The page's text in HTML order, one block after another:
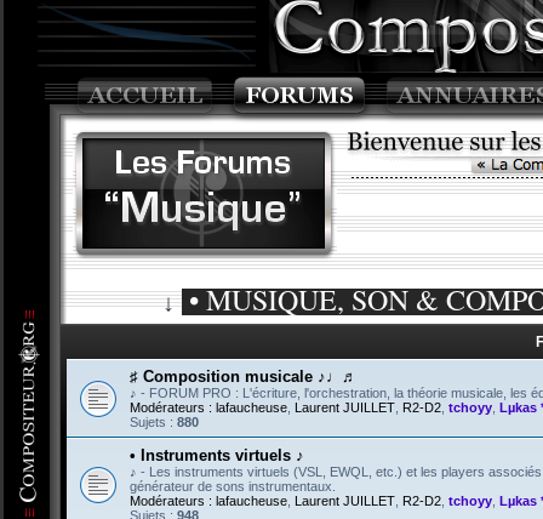
↓ • MUSIQUE, SON &
♯ Composition musicale ♪♩♬
♪ - FORUM PRO : L'écriture, l'orchestration, la théorie musicale, les
Modérateurs : lafaucheuse Laurent JUILLET R2-D2 tchoyy Lµkas
Sujets : 880
• Instruments virtuels ♪
♪ - Les instruments virtuels (VSL, EWQL, etc.) et les players
générateur de sons instrumentaux.
Modérateurs : lafaucheuse Laurent JUILLET R2-D2 tchoyy Lµkas
Sujets : 948